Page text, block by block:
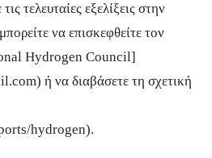
τελευταίες εξελίξεις στην
να επισκεφθείτε τον
Hydrogen Council]
ή να διαβάσετε τη σχετική
hydrogen).